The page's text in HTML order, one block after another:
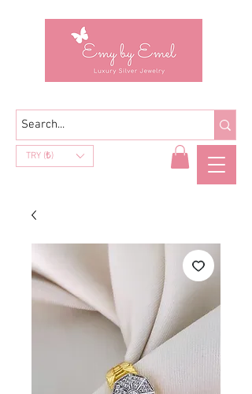
TRY (₺)